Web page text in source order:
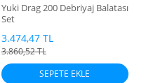
Yuki Drag 200 Debriyaj Balatası
Set
3.474,47 TL
3.860,52 TL
SEPETE EKLE